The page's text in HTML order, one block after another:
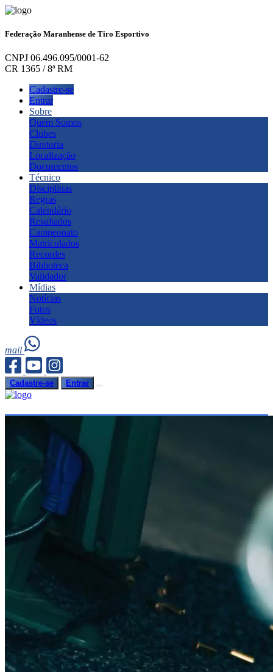
Federação Maranhense de Tiro Esportivo
CNPJ 06.496.095/0001-62
CR 1365 / 8ª RM
Cadastre-se
Entrar
Sobre
Quem Somos
Clubes
Diretoria
Localização
Documentos
Técnico
Disciplinas
Regras
Calendário
Resultados
Campeonato
Matriculados
Recordes
Biblioteca
Validador
Mídias
Notícias
Fotos
Vídeos
mail
Cadastre-se Entrar